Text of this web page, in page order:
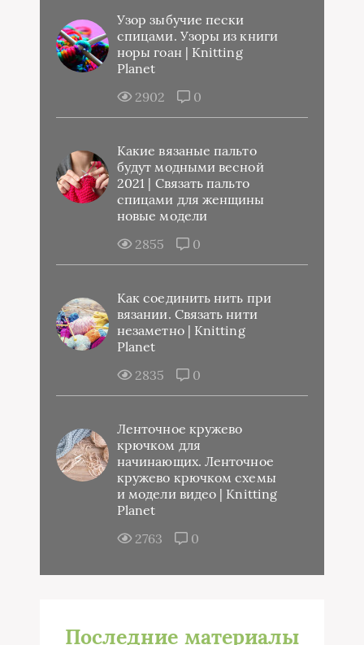
Узор зыбучие пески
спицами. Узоры из книги
норы гоан | Knitting
Planet
2902
0
Какие вязаные пальто
будут модными весной
2021 | Связать пальто
спицами для женщины
новые модели
2855
0
Как соединить нить при
вязании. Связать нити
незаметно | Knitting
Planet
2835
0
Ленточное кружево
крючком для
начинающих. Ленточное
кружево крючком схемы
и модели видео | Knitting
Planet
2763
0
Последние материалы